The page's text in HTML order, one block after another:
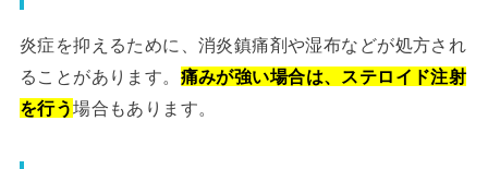
炎症を抑えるために、消炎鎮痛剤や湿布などが処方され
ることがあります。 痛みが強い場合は、ステロイド注射
を行う場合もあります。